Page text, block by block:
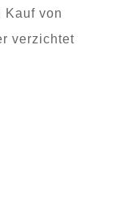
Kauf von
verzichtet